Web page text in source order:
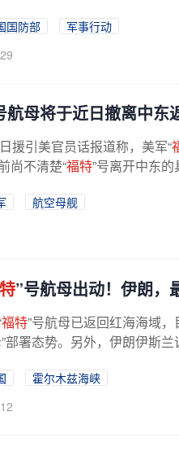
国防部
军事行动
航母将于近日撤离中东
援引美官员话报道称，美军“
尚不清楚“福特”号离开中东
航空母舰
”号航母出动！伊朗，
福特”号航母已返回红海海域
部署态势。另外，伊朗伊斯
霍尔木兹海峡